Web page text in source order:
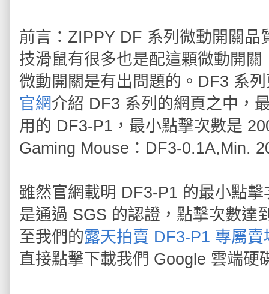
前言：ZIPPY DF 系列微動開關品
技滑鼠有很多也是配這顆微動開
微動開關是有出問題的。DF3 系
官網介紹 DF3 系列的網頁之中，
用的 DF3-P1，最小點擊次數是
Gaming Mouse：DF3-0.1A,Min.
雖然官網載明 DF3-P1 的最小點
是通過 SGS 的認證，點擊次數達
至我們的露天拍賣 DF3-P1 專屬賣
直接點擊下載我們 Google 雲端硬